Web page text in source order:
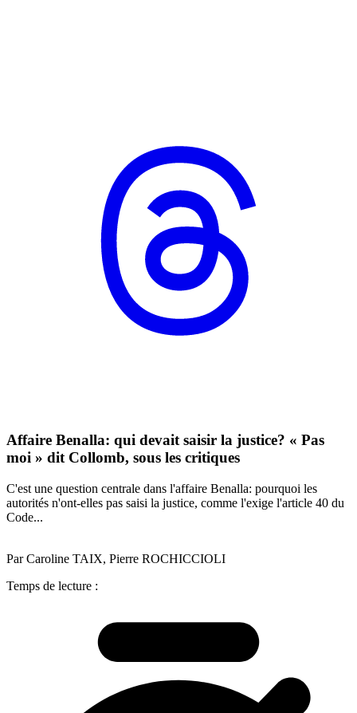
Affaire Benalla: qui devait saisir la justice? « Pas
moi » dit Collomb, sous les critiques
C'est une question centrale dans l'affaire Benalla: pourquoi les
autorités n'ont-elles pas saisi la justice, comme l'exige l'article 40 du
Code...
Par Caroline TAIX, Pierre ROCHICCIOLI
Temps de lecture :